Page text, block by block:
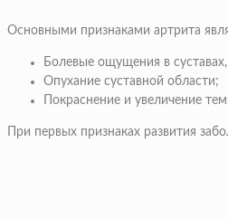
Основными признаками артрита
Болевые ощущения в
Опухание суставной области;
Покраснение и увеличение
При первых признаках развития